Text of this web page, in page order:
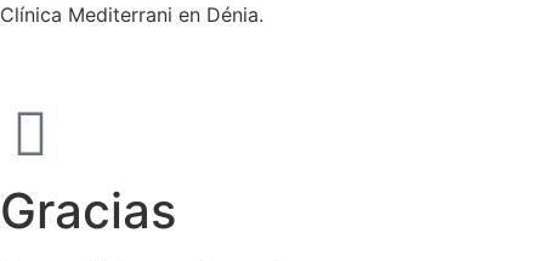
Clínica Mediterrani en Dénia.
Gracias